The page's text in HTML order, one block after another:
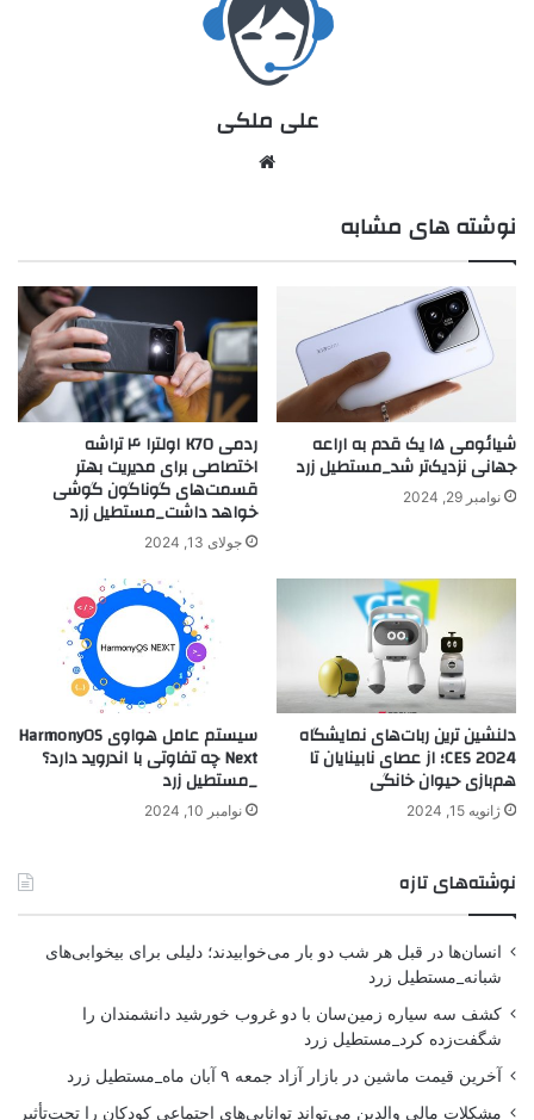
علی ملکی
نوشته های مشابه
شیائومی ۱۵ یک قدم به اراعه
جهانی نزدیک‌تر شد_مستطیل زرد
نوامبر 29, 2024
ردمی K70 اولترا ۴ تراشه
اختصاصی برای مدیریت بهتر
قسمت‌های گوناگون گوشی
خواهد داشت_مستطیل زرد
جولای 13, 2024
دلنشین ترین ربات‌های نمایشگاه
CES 2024؛ از عصای نابینایان تا
هم‌بازی حیوان خانگی
ژانویه 15, 2024
سیستم عامل هواوی HarmonyOS
Next چه تفاوتی با اندروید دارد؟
_مستطیل زرد
نوامبر 10, 2024
نوشته‌های تازه
انسان‌ها در قبل هر شب دو بار می‌خوابیدند؛ دلیلی برای بیخوابی‌های
شبانه_مستطیل زرد
کشف سه سیاره زمین‌سان با دو غروب خورشید دانشمندان را
شگفت‌زده کرد_مستطیل زرد
آخرین قیمت ماشین در بازار آزاد جمعه ۹ آبان ماه_مستطیل زرد
مشکلات مالی والدین می‌تواند توانایی‌های اجتماعی کودکان را تحت‌تأثیر